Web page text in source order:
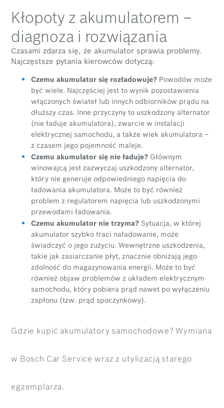
Kłopoty z akumulatorem –
diagnoza i rozwiązania
Czasami zdarza się, że akumulator sprawia problemy.
Najczęstsze pytania kierowców dotyczą:
Czemu akumulator się rozładowuje? Powodów może
być wiele. Najczęściej jest to wynik pozostawienia
włączonych świateł lub innych odbiorników prądu na
dłuższy czas. Inne przyczyny to uszkodzony alternator
(nie ładuje akumulatora), zwarcie w instalacji
elektrycznej samochodu, a także wiek akumulatora –
z czasem jego pojemność maleje.
Czemu akumulator się nie ładuje? Głównym
winowajcą jest zazwyczaj uszkodzony alternator,
który nie generuje odpowiedniego napięcia do
ładowania akumulatora. Może to być również
problem z regulatorem napięcia lub uszkodzonymi
przewodami ładowania.
Czemu akumulator nie trzyma? Sytuacja, w której
akumulator szybko traci naładowanie, może
świadczyć o jego zużyciu. Wewnętrzne uszkodzenia,
takie jak zasiarczanie płyt, znacznie obniżają jego
zdolność do magazynowania energii. Może to być
również objaw problemów z układem elektrycznym
samochodu, który pobiera prąd nawet po wyłączeniu
zapłonu (tzw. prąd spoczynkowy).
Gdzie kupić akumulatory samochodowe? Wymiana
w Bosch Car Service wraz z utylizacją starego
egzemplarza.